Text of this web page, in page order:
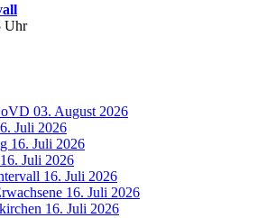
Uhr
03. August 2026
Juli 2026
16. Juli 2026
16. Juli 2026
16. Juli 2026
16. Juli 2026
16. Juli 2026